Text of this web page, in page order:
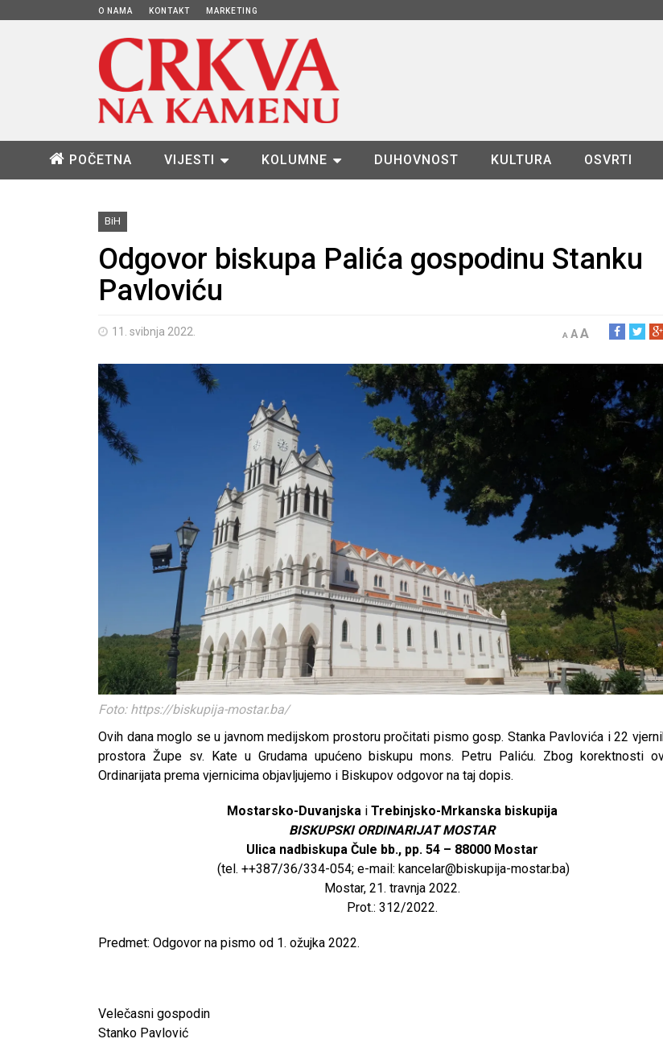
O NAMA KONTAKT MARKETING
POČETNA VIJESTI KOLUMNE DUHOVNOST KULTURA OSVRTI
BiH
Odgovor biskupa Palića gospodinu Stanku
Pavloviću
11. svibnja 2022. A AA
Foto: https://biskupija-mostar.ba/
Ovih dana moglo se u javnom medijskom prostoru pročitati pismo gosp. Stanka Pavlovića i 22
prostora Župe sv. Kate u Grudama upućeno biskupu mons. Petru Paliću. Zbog korektnosti
Ordinarijata prema vjernicima objavljujemo i Biskupov odgovor na taj dopis.
Mostarsko-Duvanjska iTrebinjsko-Mrkanska biskupija
BISKUPSKI ORDINARIJAT MOSTAR
Ulica nadbiskupa Čule bb., pp. 54 – 88000 Mostar
(tel. ++387/36/334-054; e-mail: kancelar@biskupija-mostar.ba)
Mostar, 21. travnja 2022.
Prot.: 312/2022.
Predmet: Odgovor na pismo od 1. ožujka 2022.
Velečasni gospodin
Stanko Pavlović